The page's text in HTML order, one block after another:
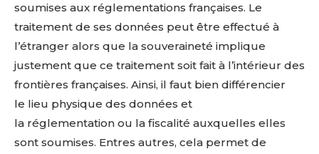
soumises aux réglementations françaises. Le
traitement de ses données peut être effectué à
l’étranger alors que la souveraineté implique
justement que ce traitement soit fait à l’intérieur des
frontières françaises. Ainsi, il faut bien différencier
le lieu physique des données et
la réglementation ou la fiscalité auxquelles elles
sont soumises. Entres autres, cela permet de